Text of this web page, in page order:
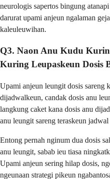
neurologis sapertos bingung
darurat upami anjeun ngalaman
kaleuleuwihan.
Q3. Naon Anu Kudu
Kuring Leupaskeun Dosis
Upami anjeun leungit dosis sareng
dijadwalkeun, candak dosis anu
langkung caket kana dosis anu
anu leungit sareng teraskeun jadwal
Entong pernah nginum dua dosis
anu leungit, sabab ieu tiasa
Upami anjeun sering hilap dosis,
ngeunaan strategi pikeun